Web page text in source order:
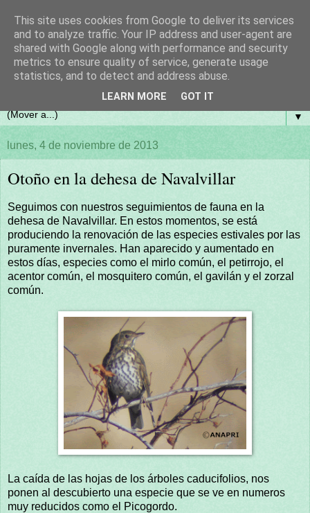
▼
lunes, 4 de noviembre de 2013
Otoño en la dehesa de Navalvillar
Seguimos con nuestros seguimientos de fauna en la
dehesa de Navalvillar. En estos momentos, se está
produciendo la renovación de las especies estivales por las
puramente invernales. Han aparecido y aumentado en
estos días, especies como el mirlo común, el petirrojo, el
acentor común, el mosquitero común, el gavilán y el zorzal
común.
La caída de las hojas de los árboles caducifolios, nos
ponen al descubierto una especie que se ve en numeros
muy reducidos como el Picogordo.
This site uses cookies from Google to deliver its services
and to analyze traffic. Your IP address and user-agent are
shared with Google along with performance and security
metrics to ensure quality of service, generate usage
statistics, and to detect and address abuse.
LEARN MORE GOT IT